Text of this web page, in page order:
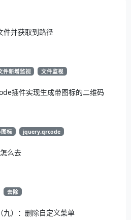
件并获取到路径
件新增监视 文件监视
插件实现生成带图标的二维码
标 jquery.qrcode
么去
去除
九）：删除自定义菜单